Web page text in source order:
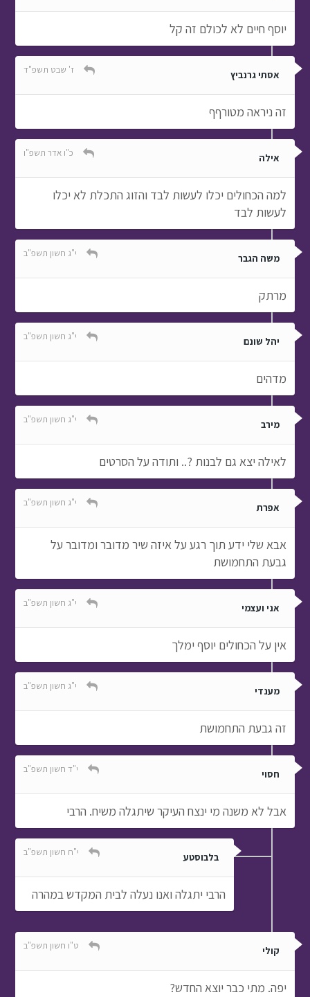
יוסף חיים לא לכולם זה קל
אסתי גרנביץ ז' שבט תשפ"ד
זה ניראה מטורףף
אילה כ"ו אדר תשפ"ו
למה הכחולים יכלו לעשות לבד והזוג התכלת לא יכלו
לעשות לבד
משה הגבר י"ג חשון תשפ"ב
מרתק
יהל שונם י"ג חשון תשפ"ב
מדהים
מירב י"ג חשון תשפ"ב
לאילה יצא גם לבנות ?.. ותודה על הסרטים
אפרת י"ג חשון תשפ"ב
אבא שלי ידע תוך רגע על איזה שיר מדובר ומדובר על
גבעת התחמושת
אני ועצמי י"ג חשון תשפ"ב
אין על הכחולים יוסף ימלך
מענדי י"ג חשון תשפ"ב
זה גבעת התחמושת
חסוי י"ד חשון תשפ"ב
אבל לא משנה מי ינצח העיקר שיתגלה משיח. הרבי
בלבוסטע י"ח חשון תשפ"ב
הרבי יתגלה ואנו נעלה לבית המקדש במהרה
קולי ט"ו חשון תשפ"ב
יפה. מתי כבר יוצא החדש?